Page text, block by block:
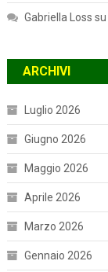
Gabriella Loss su
ARCHIVI
Luglio 2026
Giugno 2026
Maggio 2026
Aprile 2026
Marzo 2026
Gennaio 2026